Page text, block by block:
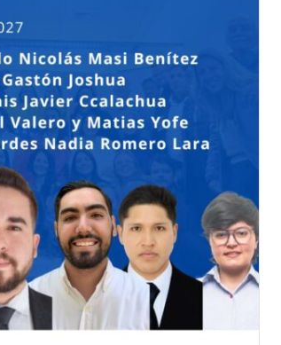
La Red Alumni tiene nuevo Consejo
Coordinador para el período 2026-2027